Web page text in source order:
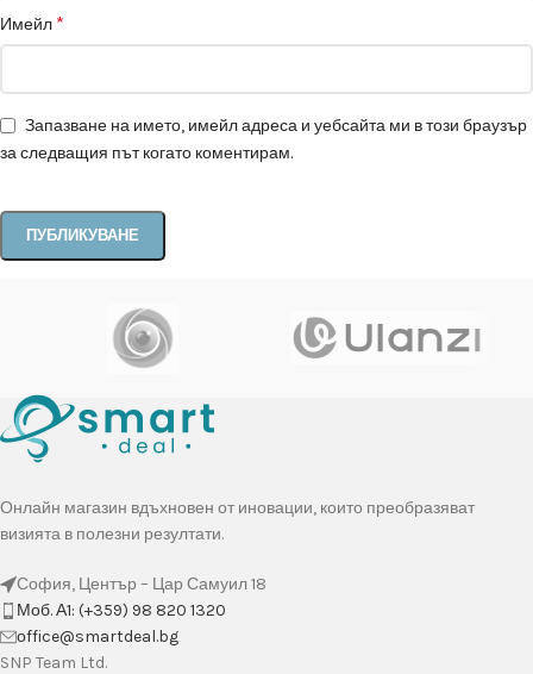
Имейл *
Запазване на името, имейл адреса и уебсайта ми в този браузър
за следващия път когато коментирам.
Онлайн магазин вдъхновен от иновации, които преобразяват
визията в полезни резултати.
София, Център – Цар Самуил 18
Моб. А1: (+359) 98 820 1320
оffice@smartdeal.bg
SNP Team Ltd.